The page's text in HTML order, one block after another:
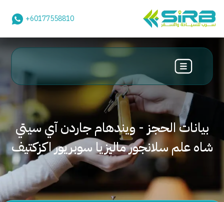
+60177558810
بيانات الحجز - ويندهام جاردن آي سيتي
شاه علم سلانجور ماليزيا سوبريور اكزكتيف